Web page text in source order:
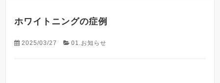
ホワイトニングの症例
2025/03/27 01.お知らせ